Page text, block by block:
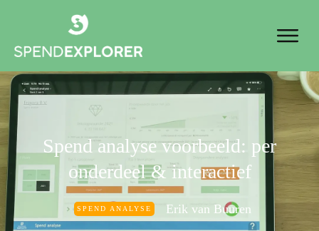
Spend analyse voorbeeld: per
onderdeel & interactief
SPEND ANALYSE Erik van Buuren